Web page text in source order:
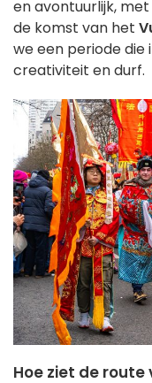
en avontuurlijk,
de komst van het
we een periode
creativiteit en durf.
Hoe ziet de route